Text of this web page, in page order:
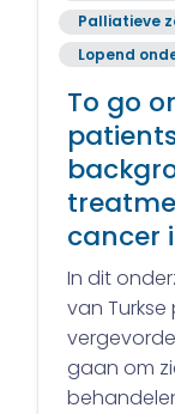
Palliatieve
Lopend
To go
cancer
In dit
van
gaan om